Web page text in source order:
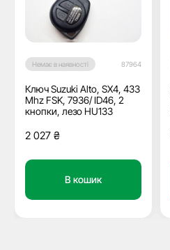
Немає в наявності 87964
Ключ Suzuki Alto, SX4, 433
Mhz FSK, 7936/ ID46, 2
кнопки, лезо HU133
2 027 ₴
В кошик